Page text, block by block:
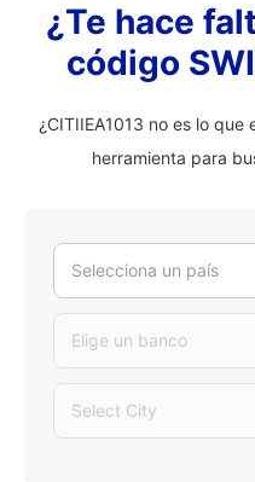
¿Te hace
código
¿CITIIEA1013 no es lo
herramienta para
Selecciona un país
Elige un banco
Select City